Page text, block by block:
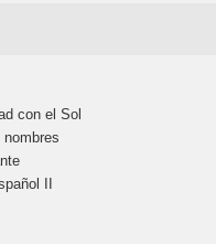
con el Sol
II